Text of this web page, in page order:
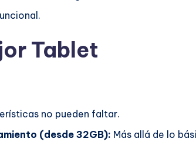
Tablet
no pueden faltar.
(desde 32GB): Más allá de lo